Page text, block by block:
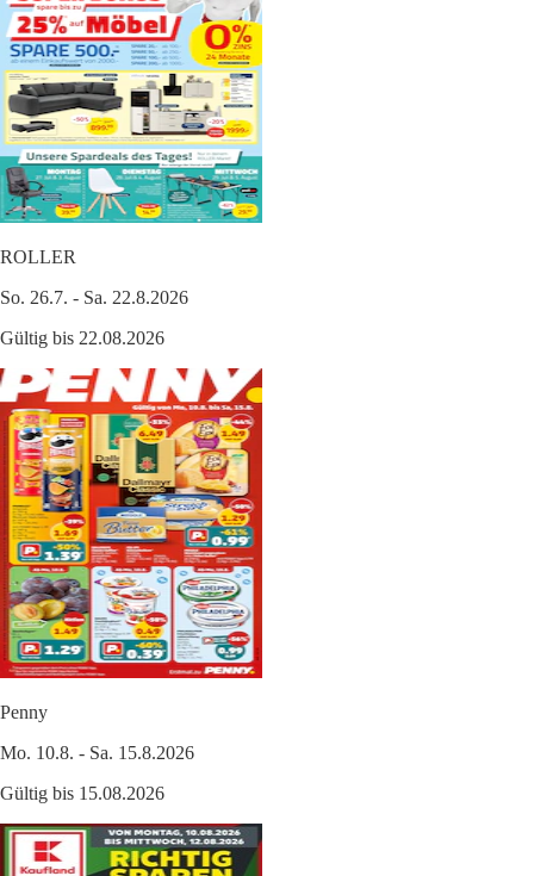
ROLLER
So. 26.7. - Sa. 22.8.2026
Gültig bis 22.08.2026
Penny
Mo. 10.8. - Sa. 15.8.2026
Gültig bis 15.08.2026